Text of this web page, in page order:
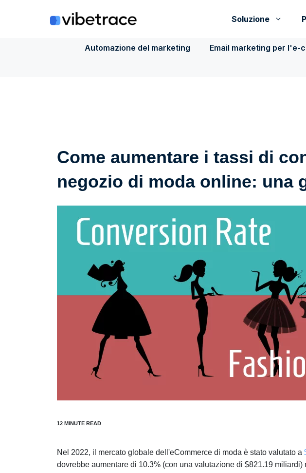
Soluzione
Automazione del marketing Email marketing per l'e-
Come aumentare i tassi di
negozio di moda online: una
Nel 2022, il mercato globale dell'eCommerce di moda è stato valutato a
dovrebbe aumentare di 10.3% (con una valutazione di $821.19 miliardi)